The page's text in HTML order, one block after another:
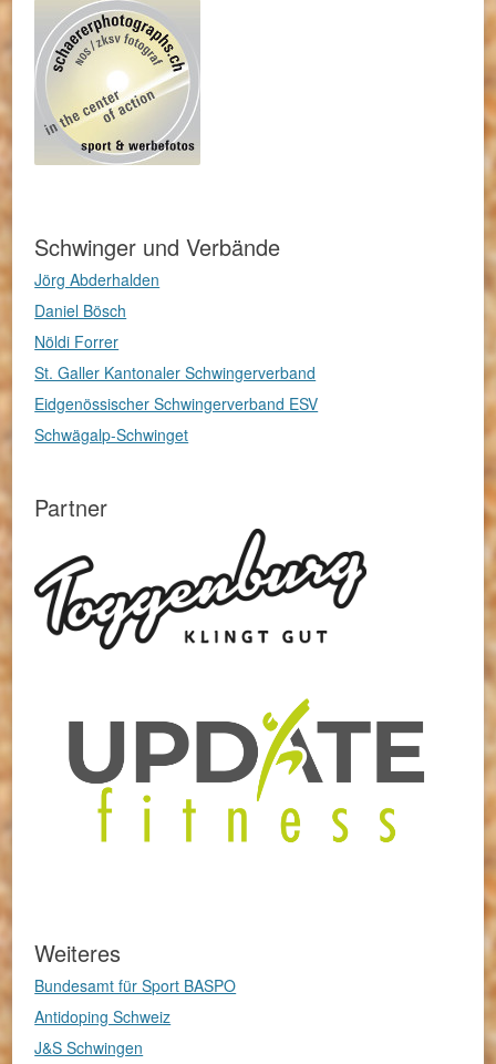
Schwinger und Verbände
Jörg Abderhalden
Daniel Bösch
Nöldi Forrer
St. Galler Kantonaler Schwingerverband
Eidgenössischer Schwingerverband ESV
Schwägalp-Schwinget
Partner
Weiteres
Bundesamt für Sport BASPO
Antidoping Schweiz
J&S Schwingen